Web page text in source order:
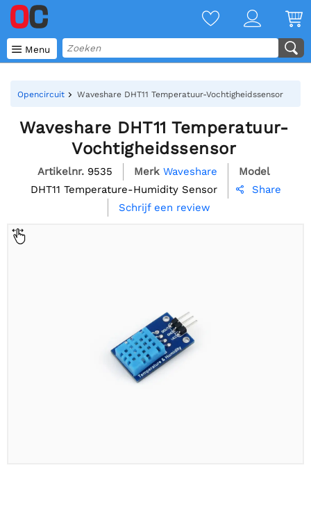
 Menu
Opencircuit Waveshare DHT11 Temperatuur-Vochtigheidssensor
Waveshare DHT11 Temperatuur-
Vochtigheidssensor
Artikelnr. 9535 Merk Waveshare
Model
DHT11 Temperature-Humidity Sensor

Share
Schrijf een review